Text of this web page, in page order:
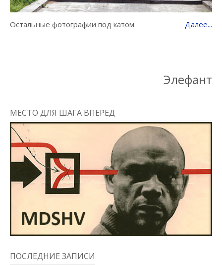
Остальные фотографии под катом. Далее...
Элефант
МЕСТО ДЛЯ ШАГА ВПЕРЕД
ПОСЛЕДНИЕ ЗАПИСИ